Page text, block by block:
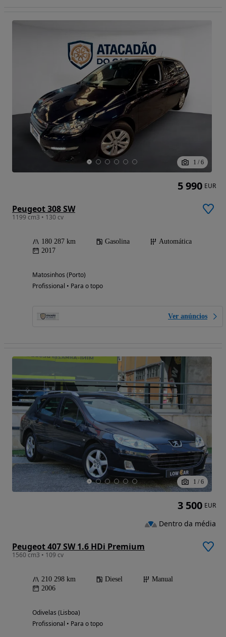
1 / 6
Peugeot 308 SW
1199 cm3 • 130 cv
180 287 km Gasolina
Automática
2017
Matosinhos (Porto)
Profissional • Para o topo
Ver anúncios
5 990 EUR
1 / 6
Peugeot 407 SW 1.6 HDi Premium
1560 cm3 • 109 cv
210 298 km Diesel
Manual
2006
Odivelas (Lisboa)
Profissional • Para o topo
3 500 EUR
Dentro da média